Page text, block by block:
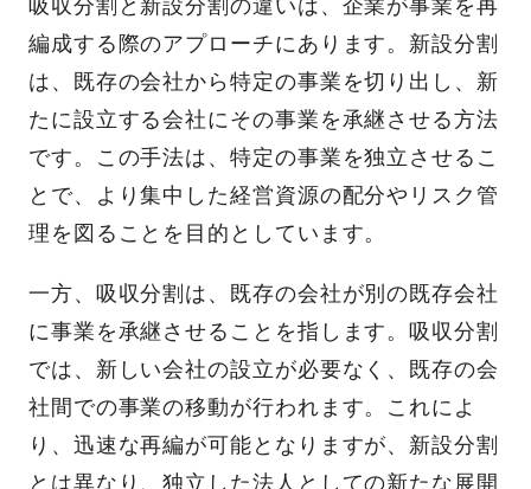
吸収分割と新設分割の違いは、企業が事業を再
編成する際のアプローチにあります。新設分割
は、既存の会社から特定の事業を切り出し、新
たに設立する会社にその事業を承継させる方法
です。この手法は、特定の事業を独立させるこ
とで、より集中した経営資源の配分やリスク管
理を図ることを目的としています。
一方、吸収分割は、既存の会社が別の既存会社
に事業を承継させることを指します。吸収分割
では、新しい会社の設立が必要なく、既存の会
社間での事業の移動が行われます。これによ
り、迅速な再編が可能となりますが、新設分割
とは異なり、独立した法人としての新たな展開